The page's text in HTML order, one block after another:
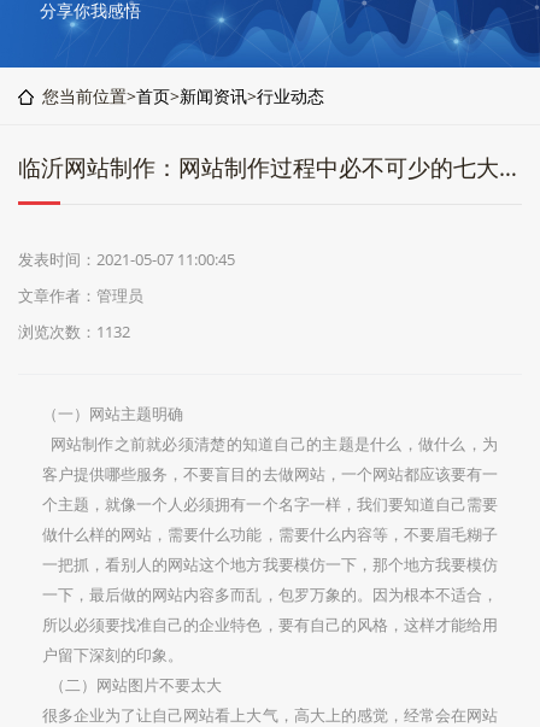
列
书
后
联
分享你我感悟
您当前位置>首页>新闻资讯>行业动态
临沂网站制作：网站制作过程中必不可少的七大要素
发表时间：2021-05-07 11:00:45
文章作者：管理员
浏览次数：1132
（一）网站主题明确
网站制作之前就必须清楚的知道自己的主题是什么，做什么，为
客户提供哪些服务，不要盲目的去做网站，一个网站都应该要有一
个主题，就像一个人必须拥有一个名字一样，我们要知道自己需要
做什么样的网站，需要什么功能，需要什么内容等，不要眉毛糊子
一把抓，看别人的网站这个地方我要模仿一下，那个地方我要模仿
一下，最后做的网站内容多而乱，包罗万象的。因为根本不适合，
所以必须要找准自己的企业特色，要有自己的风格，这样才能给用
户留下深刻的印象。
（二）网站图片不要太大
很多企业为了让自己网站看上大气，高大上的感觉，经常会在网站